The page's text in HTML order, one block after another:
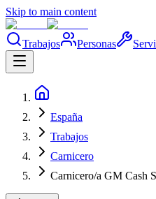
Skip to main content
Trabajos Personas
España
Trabajos
Carnicero
Carnicero/a GM Cash